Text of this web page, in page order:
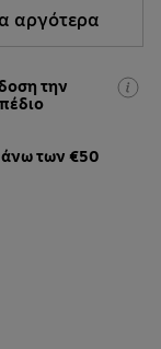
αργότερα
την
άνω των €50